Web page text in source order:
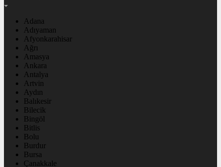
Adana
Adıyaman
Afyonkarahisar
Ağrı
Amasya
Ankara
Antalya
Artvin
Aydın
Balıkesir
Bilecik
Bingöl
Bitlis
Bolu
Burdur
Bursa
Çanakkale